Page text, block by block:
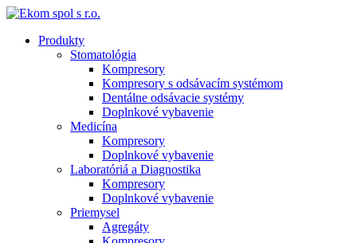
Produkty
Stomatológia
Kompresory
Kompresory s odsávacím systémom
Dentálne odsávacie systémy
Doplnkové vybavenie
Medicína
Kompresory
Doplnkové vybavenie
Laboratóriá a Diagnostika
Kompresory
Doplnkové vybavenie
Priemysel
Agregáty